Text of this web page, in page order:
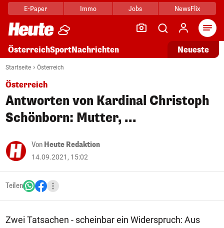
E-Paper Immo Jobs NewsFlix
ÖsterreichSportNachrichten Neueste
Startseite Österreich
Österreich
Antworten von Kardinal Christoph
Schönborn: Mutter, ...
Von Heute Redaktion
14.09.2021, 15:02
Teilen
Zwei Tatsachen - scheinbar ein Widerspruch: Aus